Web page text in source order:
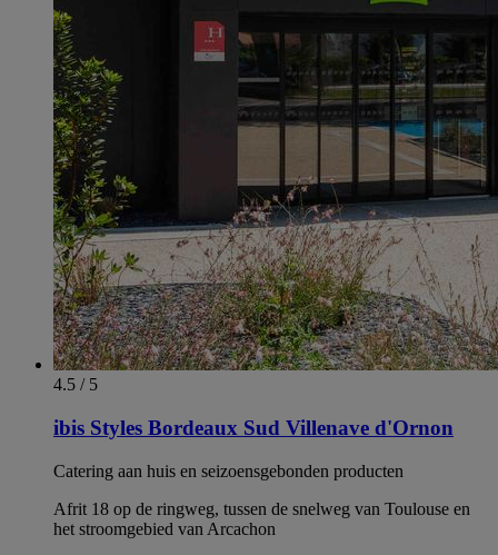
4.5 / 5
ibis Styles Bordeaux Sud Villenave d'Ornon
Catering aan huis en seizoensgebonden producten
Afrit 18 op de ringweg, tussen de snelweg van Toulouse en
het stroomgebied van Arcachon